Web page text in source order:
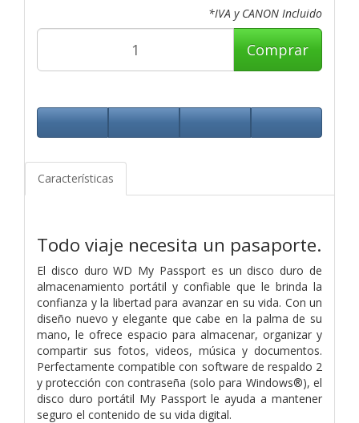
*IVA y CANON Incluido
Comprar
Características
Todo viaje necesita un pasaporte.
El disco duro WD My Passport es un disco duro de
almacenamiento portátil y confiable que le brinda la
confianza y la libertad para avanzar en su vida. Con un
diseño nuevo y elegante que cabe en la palma de su
mano, le ofrece espacio para almacenar, organizar y
compartir sus fotos, videos, música y documentos.
Perfectamente compatible con software de respaldo 2
y protección con contraseña (solo para Windows®), el
disco duro portátil My Passport le ayuda a mantener
seguro el contenido de su vida digital.